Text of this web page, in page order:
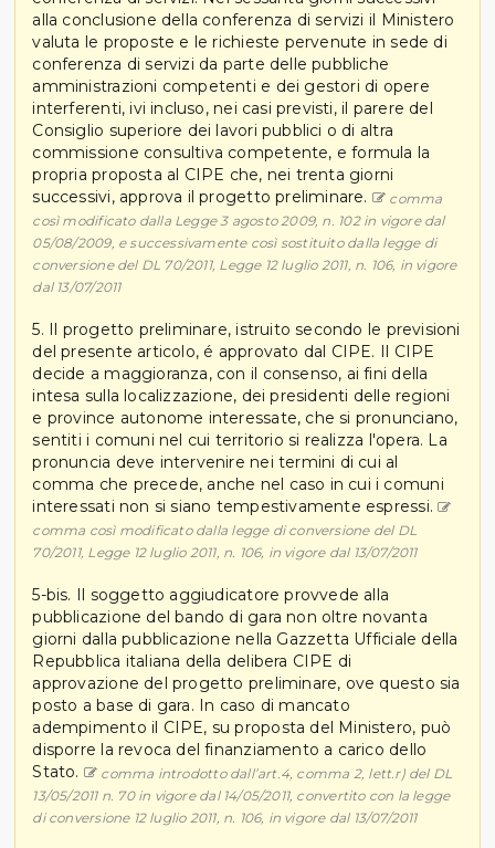
alla conclusione della conferenza di servizi il Ministero
valuta le proposte e le richieste pervenute in sede di
conferenza di servizi da parte delle pubbliche
amministrazioni competenti e dei gestori di opere
interferenti, ivi incluso, nei casi previsti, il parere del
Consiglio superiore dei lavori pubblici o di altra
commissione consultiva competente, e formula la
propria proposta al CIPE che, nei trenta giorni
successivi, approva il progetto preliminare.
comma
così modificato dalla Legge 3 agosto 2009, n. 102 in vigore dal
05/08/2009, e successivamente così sostituito dalla legge di
conversione del DL 70/2011, Legge 12 luglio 2011, n. 106, in vigore
dal 13/07/2011
5. Il progetto preliminare, istruito secondo le previsioni
del presente articolo, é approvato dal CIPE. Il CIPE
decide a maggioranza, con il consenso, ai fini della
intesa sulla localizzazione, dei presidenti delle regioni
e province autonome interessate, che si pronunciano,
sentiti i comuni nel cui territorio si realizza l'opera. La
pronuncia deve intervenire nei termini di cui al
comma che precede, anche nel caso in cui i comuni
interessati non si siano tempestivamente espressi.
comma così modificato dalla legge di conversione del DL
70/2011, Legge 12 luglio 2011, n. 106, in vigore dal 13/07/2011
5-bis. Il soggetto aggiudicatore provvede alla
pubblicazione del bando di gara non oltre novanta
giorni dalla pubblicazione nella Gazzetta Ufficiale della
Repubblica italiana della delibera CIPE di
approvazione del progetto preliminare, ove questo sia
posto a base di gara. In caso di mancato
adempimento il CIPE, su proposta del Ministero, può
disporre la revoca del finanziamento a carico dello
Stato.
comma introdotto dall’art.4, comma 2, lett.r) del DL
13/05/2011 n. 70 in vigore dal 14/05/2011, convertito con la legge
di conversione 12 luglio 2011, n. 106, in vigore dal 13/07/2011